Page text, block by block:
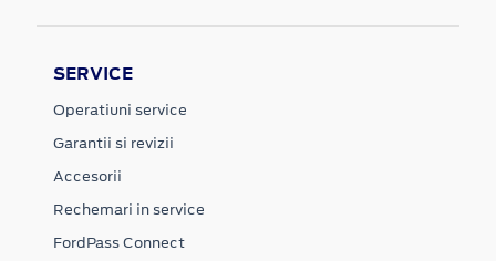
SERVICE
Operatiuni service
Garantii si revizii
Accesorii
Rechemari in service
FordPass Connect